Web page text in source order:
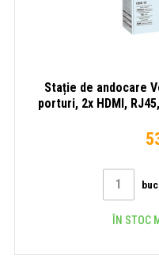
Stație de andocare
porturi, 2x HDMI,
buc
ÎN STOC